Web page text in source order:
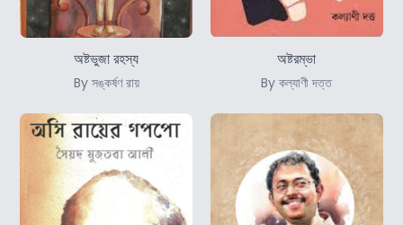
অষ্টভুজা রহস্য
By সঙ্কর্ষণ রায়
অষ্টরম্ভা
By কল্যাণী দত্ত